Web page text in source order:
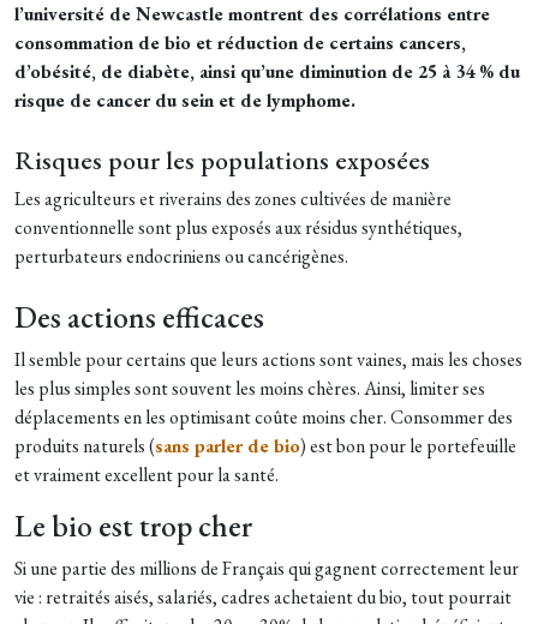
l’université de Newcastle montrent des corrélations entre
consommation de bio et réduction de certains cancers,
d’obésité, de diabète, ainsi qu’une diminution de 25 à 34 % du
risque de cancer du sein et de lymphome.
Risques pour les populations exposées
Les agriculteurs et riverains des zones cultivées de manière
conventionnelle sont plus exposés aux résidus synthétiques,
perturbateurs endocriniens ou cancérigènes.
Des actions efficaces
Il semble pour certains que leurs actions sont vaines, mais les choses
les plus simples sont souvent les moins chères. Ainsi, limiter ses
déplacements en les optimisant coûte moins cher. Consommer des
produits naturels (sans parler de bio) est bon pour le portefeuille
et vraiment excellent pour la santé.
Le bio est trop cher
Si une partie des millions de Français qui gagnent correctement leur
vie : retraités aisés, salariés, cadres achetaient du bio, tout pourrait